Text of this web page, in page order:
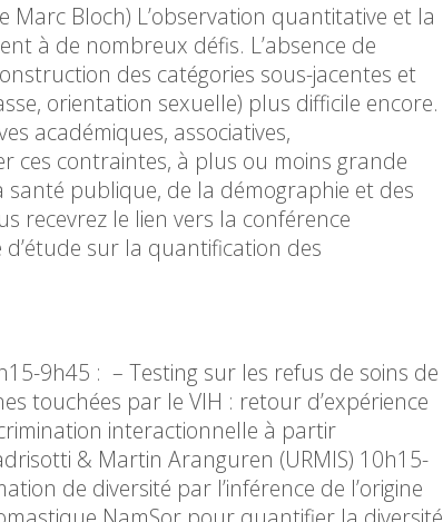
Marc Bloch) L’observation quantitative et la
à de nombreux défis. L’absence de
des catégories sous-jacentes et
orientation sexuelle) plus difficile encore.
académiques, associatives,
ces contraintes, à plus ou moins grande
publique, de la démographie et des
recevrez le lien vers la conférence
sur la quantification des
9h45 : – Testing sur les refus de soins de
touchées par le VIH : retour d’expérience
interactionnelle à partir
& Martin Aranguren (URMIS) 10h15-
de diversité par l’inférence de l’origine